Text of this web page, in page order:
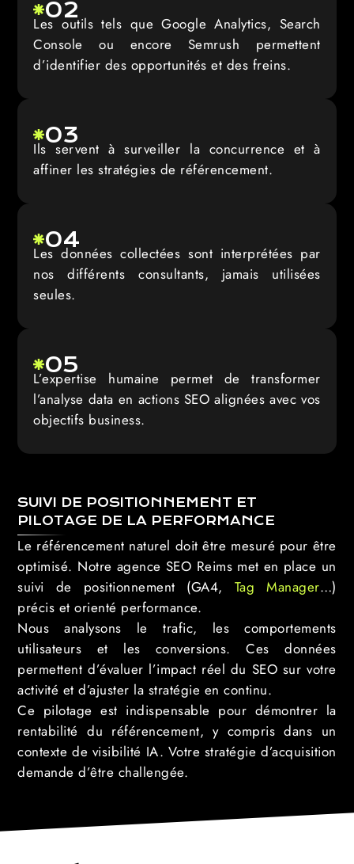
02
Les outils tels que Google Analytics, Search
Console ou encore Semrush permettent
d’identifier des opportunités et des freins.
03
Ils servent à surveiller la concurrence et à
affiner les stratégies de référencement.
04
Les données collectées sont interprétées par
nos différents consultants, jamais utilisées
seules.
05
L’expertise humaine permet de transformer
l’analyse data en actions SEO alignées avec vos
objectifs business.
SUIVI DE POSITIONNEMENT ET
PILOTAGE DE LA PERFORMANCE
Le référencement naturel doit être mesuré pour être
optimisé. Notre agence SEO Reims met en place un
suivi de positionnement (GA4, Tag Manager…)
précis et orienté performance.
Nous analysons le trafic, les comportements
utilisateurs et les conversions. Ces données
permettent d’évaluer l’impact réel du SEO sur votre
activité et d’ajuster la stratégie en continu.
Ce pilotage est indispensable pour démontrer la
rentabilité du référencement, y compris dans un
contexte de visibilité IA. Votre stratégie d’acquisition
demande d’être challengée.